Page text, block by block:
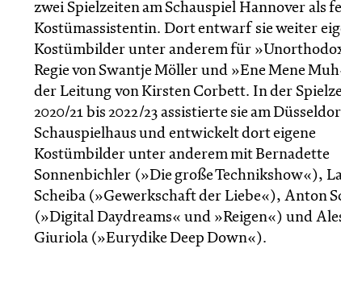
zwei Spielzeiten am Schauspiel Hannover als
Kostümassistentin. Dort entwarf sie weiter
Kostümbilder unter anderem für
Regie von Swantje Möller und »Ene Mene
der Leitung von Kirsten Corbett. In der
2020/21 bis 2022/23 assistierte sie am
Schauspielhaus und entwickelt dort eigene
Kostümbilder unter anderem mit Bernadette
Sonnenbichler (»Die große Technikshow«),
Scheiba (»Gewerkschaft der Liebe«), Anton
(»Digital Daydreams« und »Reigen«) und
Giuriola (»Eurydike Deep Down«).